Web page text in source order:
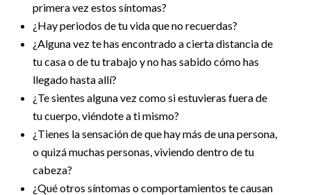
primera vez estos síntomas?
¿Hay periodos de tu vida que no recuerdas?
¿Alguna vez te has encontrado a cierta distancia de
tu casa o de tu trabajo y no has sabido cómo has
llegado hasta allí?
¿Te sientes alguna vez como si estuvieras fuera de
tu cuerpo, viéndote a ti mismo?
¿Tienes la sensación de que hay más de una persona,
o quizá muchas personas, viviendo dentro de tu
cabeza?
¿Qué otros síntomas o comportamientos te causan